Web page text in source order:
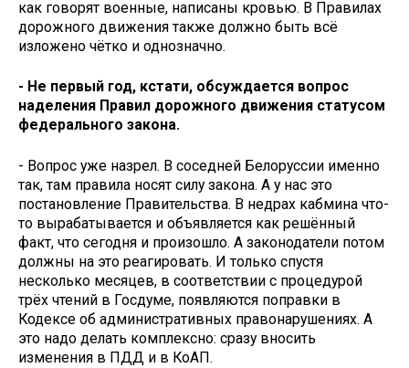
как говорят военные, написаны кровью. В Правилах
дорожного движения также должно быть всё
изложено чётко и однозначно.
- Не первый год, кстати, обсуждается вопрос
наделения Правил дорожного движения статусом
федерального закона.
- Вопрос уже назрел. В соседней Белоруссии именно
так, там правила носят силу закона. А у нас это
постановление Правительства. В недрах кабмина что-
то вырабатывается и объявляется как решённый
факт, что сегодня и произошло. А законодатели потом
должны на это реагировать. И только спустя
несколько месяцев, в соответствии с процедурой
трёх чтений в Госдуме, появляются поправки в
Кодексе об административных правонарушениях. А
это надо делать комплексно: сразу вносить
изменения в ПДД и в КоАП.